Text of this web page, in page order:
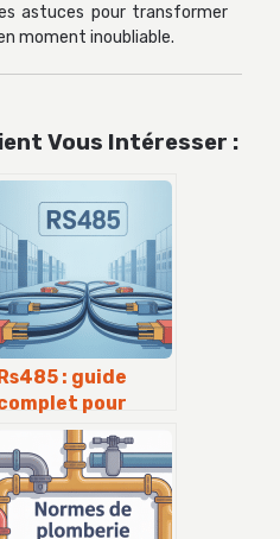
astuces pour transformer
moment inoubliable.
Vous Intéresser :
Rs485 : guide
pour
comprendre,
et utiliser
bus série